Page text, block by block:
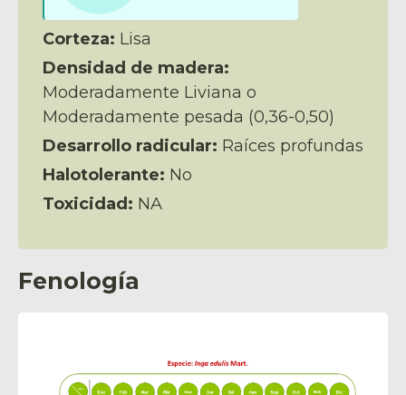
Corteza: Lisa
Densidad de madera:
Moderadamente Liviana o
Moderadamente pesada (0,36-0,50)
Desarrollo radicular: Raíces profundas
Halotolerante: No
Toxicidad: NA
Fenología